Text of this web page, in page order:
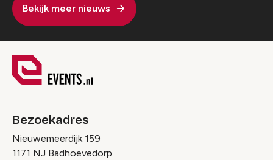
Bekijk meer nieuws
Bezoekadres
Nieuwemeerdijk 159
1171 NJ Badhoevedorp